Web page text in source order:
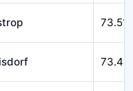
73.518